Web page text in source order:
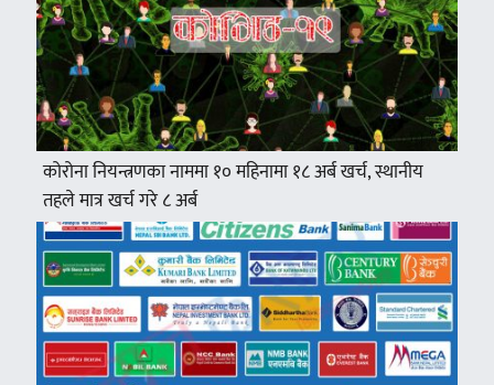
कोरोना नियन्त्रणका नाममा १० महिनामा १८ अर्ब खर्च, स्थानीय
तहले मात्र खर्च गरे ८ अर्ब